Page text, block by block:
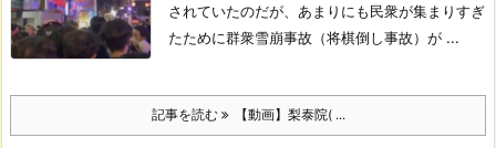
されていたのだが、あまりにも民衆が集まりすぎ
たために群衆雪崩事故（将棋倒し事故）が ...
記事を読む 【動画】梨泰院( ...